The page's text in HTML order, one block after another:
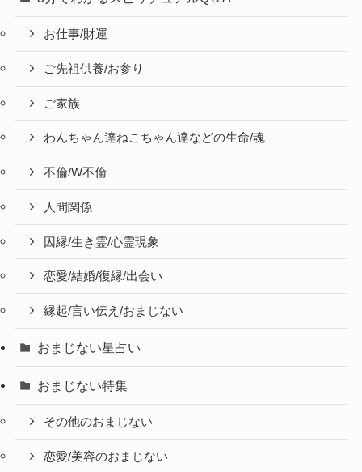
お仕事/財運
ご先祖供養/お参り
ご家族
わんちゃん達ねこちゃん達などの生命/魂
不倫/W不倫
人間関係
因縁/生き霊/心霊現象
恋愛/結婚/復縁/出会い
縁起/言い伝え/おまじない
おまじない星占い
おまじない特集
その他のおまじない
恋愛/美容のおまじない